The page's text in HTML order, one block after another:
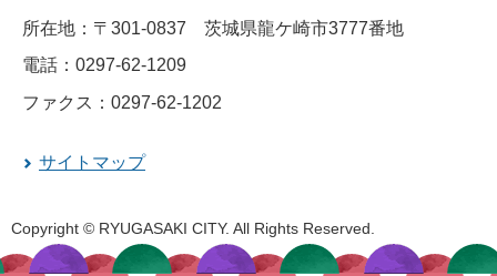
所在地：〒301-0837 茨城県龍ケ崎市3777番地
電話：0297-62-1209
ファクス：0297-62-1202
サイトマップ
Copyright © RYUGASAKI CITY. All Rights Reserved.